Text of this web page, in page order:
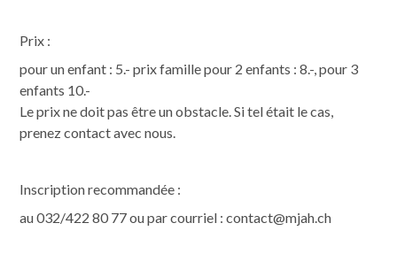
Prix :
pour un enfant : 5.- prix famille pour 2 enfants : 8.-, pour 3
enfants 10.-
Le prix ne doit pas être un obstacle. Si tel était le cas,
prenez contact avec nous.
Inscription recommandée :
au 032/422 80 77 ou par courriel : contact@mjah.ch